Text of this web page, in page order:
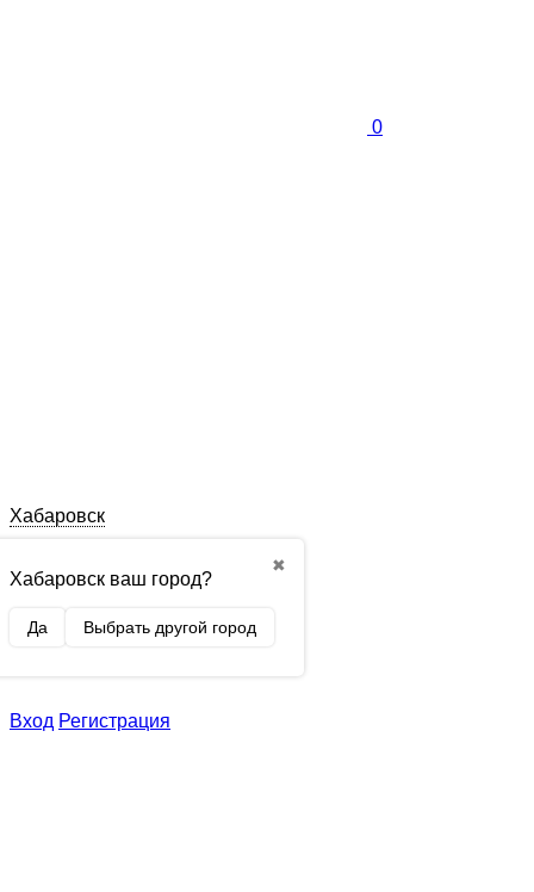
0
Хабаровск
✖
Хабаровск ваш город?
Да Выбрать другой город
Вход Регистрация